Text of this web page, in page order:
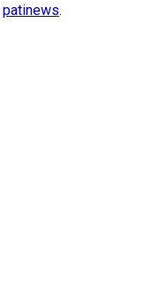
patinews.